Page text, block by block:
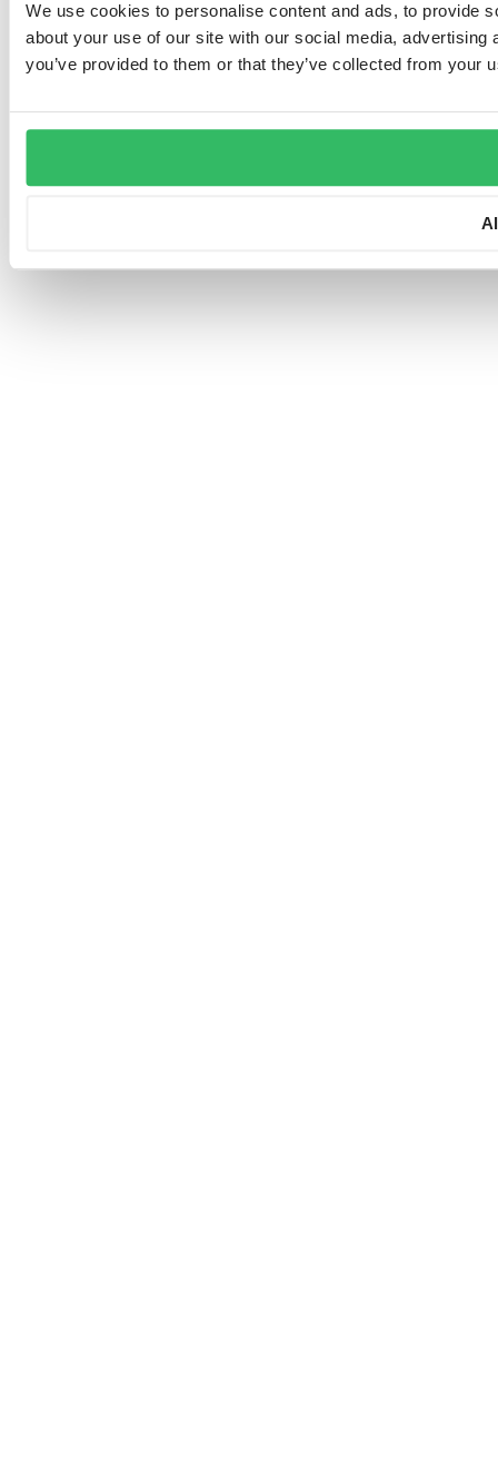
We use cookies to personalise content and ads, to provide
about your use of our site with our social media,
you’ve provided to them or that they’ve collected from your